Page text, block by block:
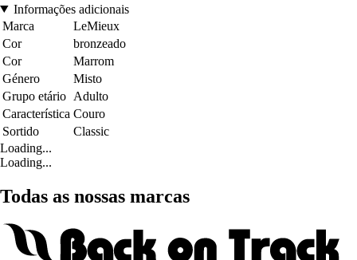
Informações adicionais
Marca
LeMieux
Cor
bronzeado
Cor
Marrom
Género
Misto
Grupo etário Adulto
Característica Couro
Sortido
Classic
Loading...
Loading...
Todas as nossas marcas